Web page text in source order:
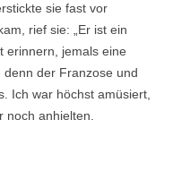
sie fast vor
rief sie: „Er ist ein
erinnern, jemals eine
der Franzose und
Ich war höchst amüsiert,
anhielten.